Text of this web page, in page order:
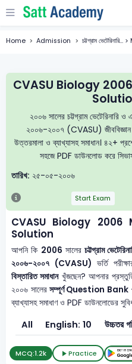
Home Admission চট্টগ্রাম
CVASU Biology
২০০৬ সালের চট্টগ্রাম ভেটেরিনারি ও
২০০৬-২০০৭ (CVASU) জীববিজ্ঞান
উত্তরমালা ও ব্যাখ্যাসহ সমাধান। ৪২+
সহজে PDF ডাউনলোড করে সিভাসু
তারিখ: ২৫-০৫-২০০৬
Start Exam
CVASU Biology
Solution
আপনি কি 2006 সালের চট্টগ্রাম
২০০৬-২০০৭ (CVASU) ভর্তি
বিস্তারিত সমাধানখুঁজছেন? আপনার
২০০৬ সালের সম্পূর্ণ Question Bank
ব্যাখ্যাসহ সমাধাণ ও PDF ডাউনলোডের
All English: 10 উচ্চতর
MCQ:1.2k Practice